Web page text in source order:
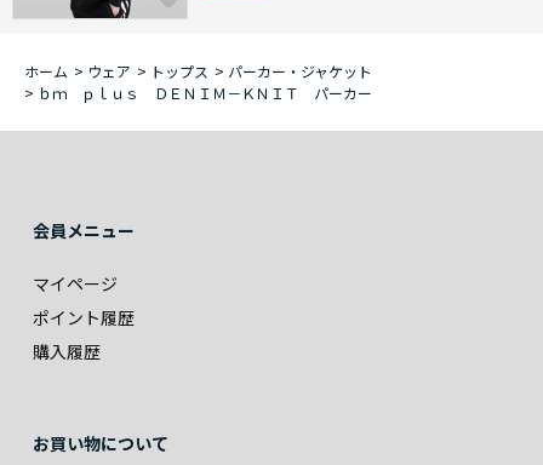
ホーム > ウェア > トップス > パーカー・ジャケット
> ｂｍ ｐｌｕｓ ＤＥＮＩＭ－ＫＮＩＴ パーカー
会員メニュー
マイページ
ポイント履歴
購入履歴
お買い物について